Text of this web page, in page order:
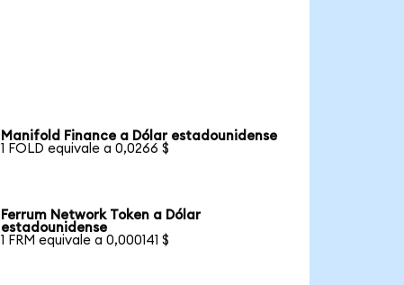
Manifold Finance a Dólar estadounidense
1 FOLD equivale a 0,0266 $
Ferrum Network Token a Dólar
estadounidense
1 FRM equivale a 0,000141 $